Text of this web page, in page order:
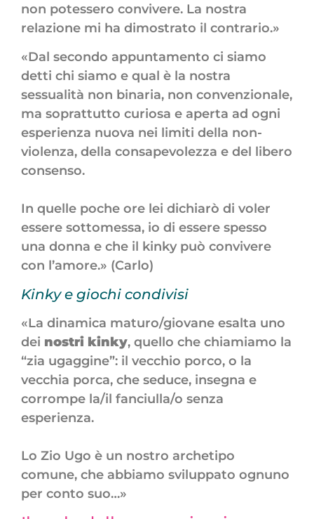
non potessero convivere. La nostra
relazione mi ha dimostrato il contrario.»
«Dal secondo appuntamento ci siamo
detti chi siamo e qual è la nostra
sessualità non binaria, non convenzionale,
ma soprattutto curiosa e aperta ad ogni
esperienza nuova nei limiti della non-
violenza, della consapevolezza e del libero
consenso.
In quelle poche ore lei dichiarò di voler
essere sottomessa, io di essere spesso
una donna e che il kinky può convivere
con l’amore.» (Carlo)
Kinky e giochi condivisi
«La dinamica maturo/giovane esalta uno
dei nostri kinky, quello che chiamiamo la
“zia ugaggine”: il vecchio porco, o la
vecchia porca, che seduce, insegna e
corrompe la/il fanciulla/o senza
esperienza.
Lo Zio Ugo è un nostro archetipo
comune, che abbiamo sviluppato ognuno
per conto suo…»